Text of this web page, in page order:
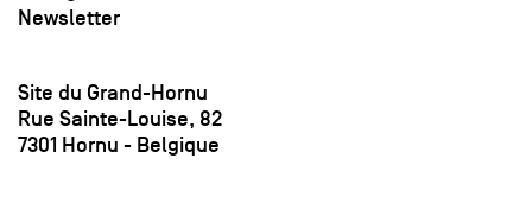
Newsletter
Site du Grand-Hornu
Rue Sainte-Louise, 82
7301 Hornu - Belgique